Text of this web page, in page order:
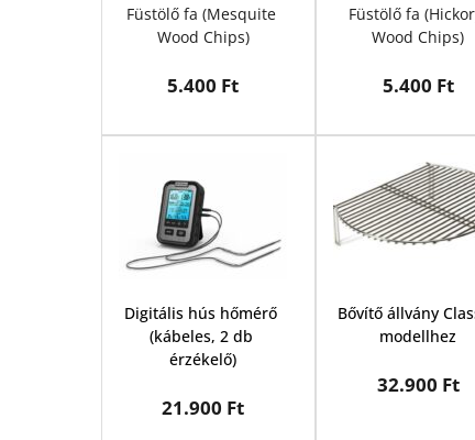
Füstölő fa (Mesquite
Wood Chips)
5.400 Ft
Füstölő fa
Wood Chips)
5.400 Ft
Digitális hús hőmérő
(kábeles, 2 db
érzékelő)
21.900 Ft
Bővítő állvány
modellhez
32.900 Ft